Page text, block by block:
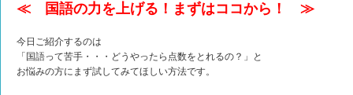
≪ 国語の力を上げる！まずはココから！ ≫
今日ご紹介するのは
「国語って苦手・・・どうやったら点数をとれるの？」と
お悩みの方にまず試してみてほしい方法です。